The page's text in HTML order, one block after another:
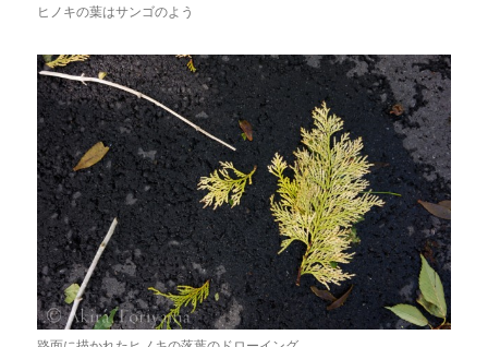
ヒノキの葉はサンゴのよう